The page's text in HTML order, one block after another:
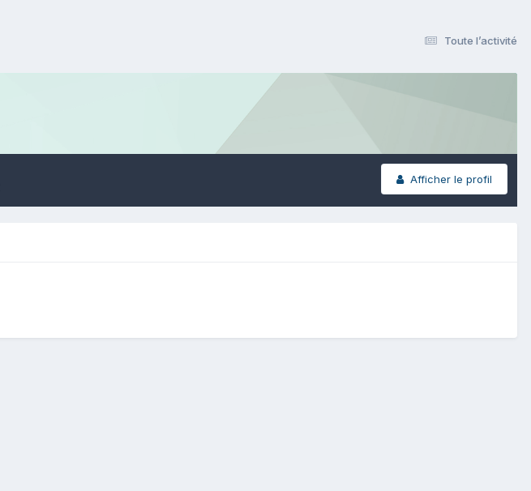
Toute l’activité
Afficher le profil